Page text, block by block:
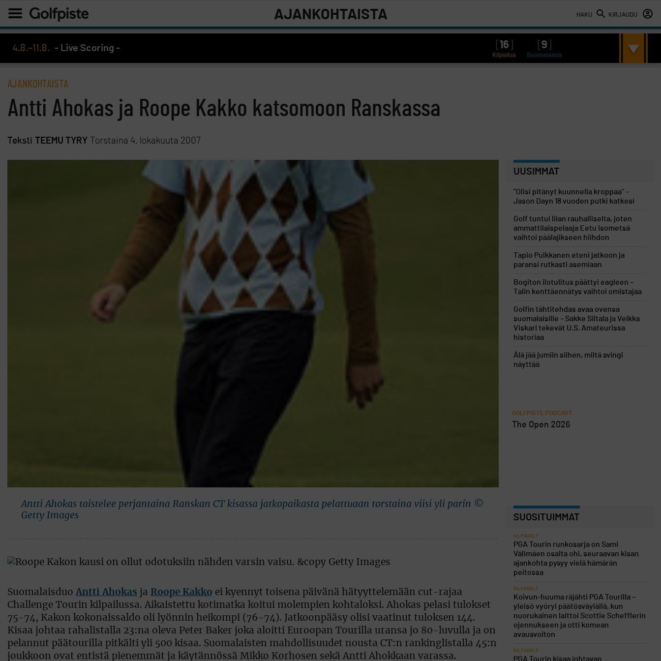
HAKU KIRJAUDU
AJANKOHTAISTA
4.8.–11.8. - Live Scoring - 16 9
Kilpailua Suomalaista
AJANKOHTAISTA
Antti Ahokas ja Roope Kakko katsomoon Ranskassa
Teksti TEEMU TYRY Torstaina 4. lokakuuta 2007
Antti Ahokas taistelee perjantaina Ranskan CT kisassa jatkopaikasta pelattuaan torstaina viisi yli parín ©
Getty Images
SuomalaisduoAntti Ahokas ja Roope Kakko ei kyennyt toisena päivänä hätyyttelemään cut-rajaa
Challenge Tourin kilpailussa. Aikaistettu kotimatka koitui molempien kohtaloksi. Ahokas pelasi tulokset
75-74, Kakon kokonaissaldo oli lyönnin heikompi (76-74). Jatkoonpääsy olisi vaatinut tuloksen 144.
Kisaa johtaa rahalistalla 23:na oleva Peter Baker joka aloitti Euroopan Tourilla uransa jo 80-luvulla ja on
pelannut päätourilla pitkälti yli 500 kisaa. Suomalaisten mahdollisuudet nousta CT:n rankinglistalla 45:n
joukkoon ovat entistä pienemmät ja käytännössä Mikko Korhosen sekä Antti Ahokkaan varassa.
UUSIMMAT
"Olisi pitänyt kuunnella kroppaa" –
Jason Dayn 18 vuoden putki katkesi
Golf tuntui liian rauhalliselta, joten
ammattilaispelaaja Eetu Isometsä
vaihtoi päälajikseen hiihdon
Tapio Pulkkanen eteni jatkoon ja
paransi rutkasti asemiaan
Bogiton ilotulitus päättyi eagleen –
Talin kenttäennätys vaihtoi omistajaa
Golfin tähtitehdas avaa ovensa
suomalaisille – Sakke Siltala ja Veikka
Viskari tekevät U.S. Amateurissa
historiaa
Älä jää jumiin siihen, miltä svingi
näyttää
GOLFPISTE PODCAST
The Open 2026
SUOSITUIMMAT
KILPAGOLF
PGA Tourin runkosarja on Sami
Välimäen osalta ohi, seuraavan kisan
ajankohta pysyy vielä hämärän
peitossa
KILPAGOLF
Koivun-huuma räjähti PGA Tourilla –
yleisö vyöryi päätösväylällä, kun
nuorukainen laittoi Scottie Schefflerin
ojennukseen ja otti komean
avausvoiton
KILPAGOLF
PGA Tourin kisaa johtavan